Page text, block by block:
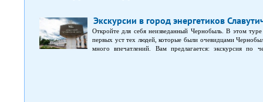
Экскурсии в город энергетиков
Откройте для себя неизведанный Чернобыль. В этом
первых уст тех людей, которые были очевидцами
много впечатлений. Вам предлагается: экскурсия